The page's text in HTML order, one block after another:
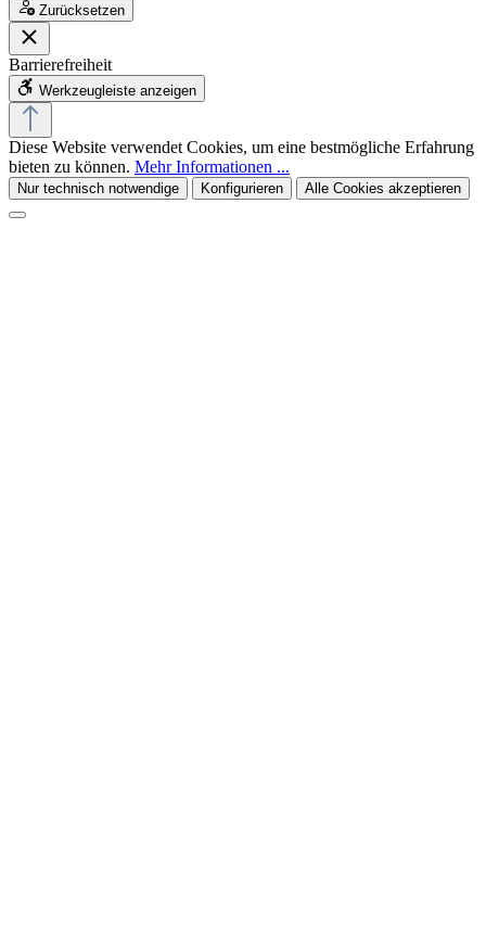
Zurücksetzen
Barrierefreiheit
Werkzeugleiste anzeigen
Diese Website verwendet Cookies, um eine bestmögliche Erfahrung
bieten zu können. Mehr Informationen ...
Nur technisch notwendige Konfigurieren Alle Cookies akzeptieren